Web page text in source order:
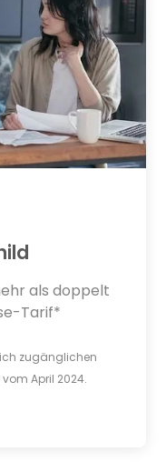
als doppelt
Tarif*
zugänglichen
April 2024.